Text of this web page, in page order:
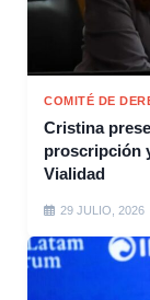
COMITÉ DE
Cristina
proscripción
Vialidad
29 JULIO, 2026